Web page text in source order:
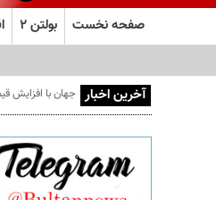
صفحه نخست بولتن ۲
آخرین اخبار کالابرگ این